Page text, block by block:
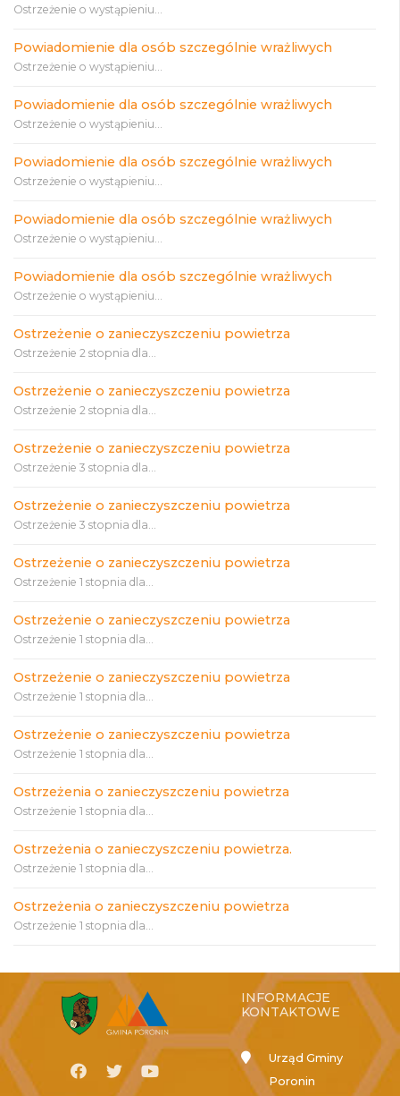
Ostrzeżenie o wystąpieniu...
Powiadomienie dla osób szczególnie wrażliwych
Ostrzeżenie o wystąpieniu...
Powiadomienie dla osób szczególnie wrażliwych
Ostrzeżenie o wystąpieniu...
Powiadomienie dla osób szczególnie wrażliwych
Ostrzeżenie o wystąpieniu...
Powiadomienie dla osób szczególnie wrażliwych
Ostrzeżenie o wystąpieniu...
Powiadomienie dla osób szczególnie wrażliwych
Ostrzeżenie o wystąpieniu...
Ostrzeżenie o zanieczyszczeniu powietrza
Ostrzeżenie 2 stopnia dla...
Ostrzeżenie o zanieczyszczeniu powietrza
Ostrzeżenie 2 stopnia dla...
Ostrzeżenie o zanieczyszczeniu powietrza
Ostrzeżenie 3 stopnia dla...
Ostrzeżenie o zanieczyszczeniu powietrza
Ostrzeżenie 3 stopnia dla...
Ostrzeżenie o zanieczyszczeniu powietrza
Ostrzeżenie 1 stopnia dla...
Ostrzeżenie o zanieczyszczeniu powietrza
Ostrzeżenie 1 stopnia dla...
Ostrzeżenie o zanieczyszczeniu powietrza
Ostrzeżenie 1 stopnia dla...
Ostrzeżenie o zanieczyszczeniu powietrza
Ostrzeżenie 1 stopnia dla...
Ostrzeżenia o zanieczyszczeniu powietrza
Ostrzeżenie 1 stopnia dla...
Ostrzeżenia o zanieczyszczeniu powietrza.
Ostrzeżenie 1 stopnia dla...
Ostrzeżenia o zanieczyszczeniu powietrza
Ostrzeżenie 1 stopnia dla...
INFORMACJE
KONTAKTOWE
Urząd Gminy
Poronin